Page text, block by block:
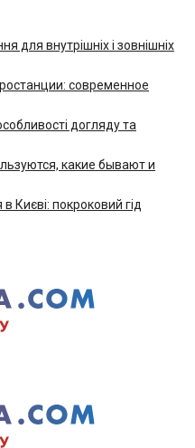
для внутрішніх і зовнішніх
современное
догляду та
какие бывают и
Києві: покроковий гід